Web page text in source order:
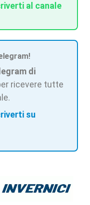
al canale
di
ricevere tutte
su